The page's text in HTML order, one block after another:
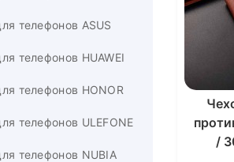
телефонов ASUS
телефонов HUAWEI
телефонов HONOR
телефонов ULEFONE
телефонов NUBIA
/